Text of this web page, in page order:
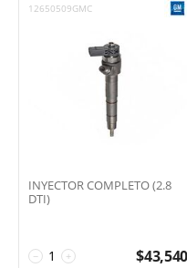
12650509GMC
INYECTOR COMPLETO (2.8
DTI)
+
− $43,540